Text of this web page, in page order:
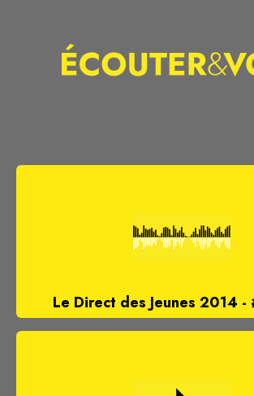
Le Direct des Jeunes 2014 -